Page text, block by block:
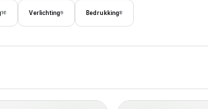
16 Verlichting9 Bedrukking8